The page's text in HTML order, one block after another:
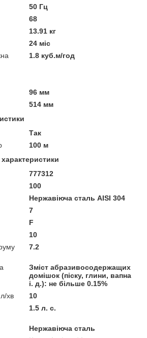
50 Гц
68
13.91 кг
24 міс
1.8 куб.м/год
96 мм
514 мм
Так
100 м
777312
100
Нержавіюча сталь AISI 304
7
F
10
7.2
Зміст абразивосодержащих
домішок (піску, глини, вапна
і. д.): не більше 0.15%
хв
10
1.5 л. с.
Нержавіюча сталь